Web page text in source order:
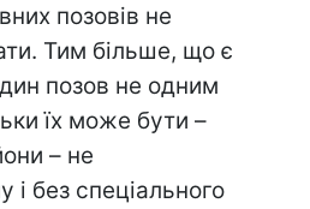
позовів не
Тим більше, що є
позов не одним
їх може бути –
– не
і без спеціального